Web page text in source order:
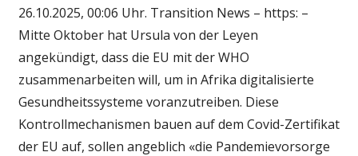
26.10.2025, 00:06 Uhr. Transition News – https: –
Mitte Oktober hat Ursula von der Leyen
angekündigt, dass die EU mit der WHO
zusammenarbeiten will, um in Afrika digitalisierte
Gesundheitssysteme voranzutreiben. Diese
Kontrollmechanismen bauen auf dem Covid-Zertifikat
der EU auf, sollen angeblich «die Pandemievorsorge